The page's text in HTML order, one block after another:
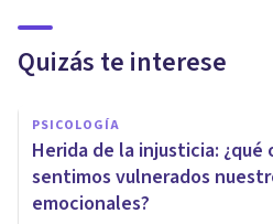
Quizás te interese
PSICOLOGÍA
Herida de la injusticia: ¿qué
sentimos vulnerados
emocionales?